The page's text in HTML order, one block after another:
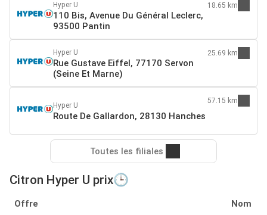
Hyper U
110 Bis, Avenue Du Général Leclerc,
93500 Pantin
18.65 km
Hyper U
Rue Gustave Eiffel, 77170 Servon
(Seine Et Marne)
25.69 km
Hyper U
Route De Gallardon, 28130 Hanches
57.15 km
Toutes les filiales
Citron Hyper U prix🕒
Offre Nom